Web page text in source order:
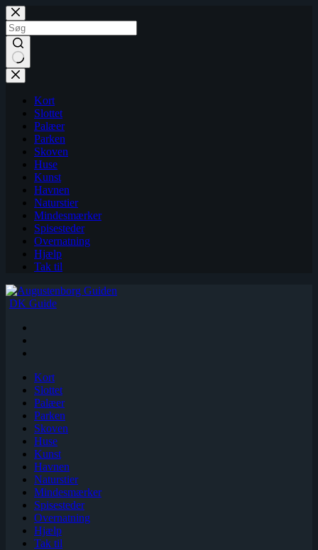
Fortsæt
til
indhold
Kort
Slottet
Palæer
Parken
Skoven
Huse
Kunst
Havnen
Naturstier
Mindesmærker
Spisesteder
Overnatning
Hjælp
Tak til
DK Guide
Kort
Slottet
Palæer
Parken
Skoven
Huse
Kunst
Havnen
Naturstier
Mindesmærker
Spisesteder
Overnatning
Hjælp
Tak til